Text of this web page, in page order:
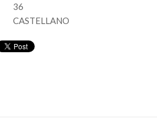
36
CASTELLANO